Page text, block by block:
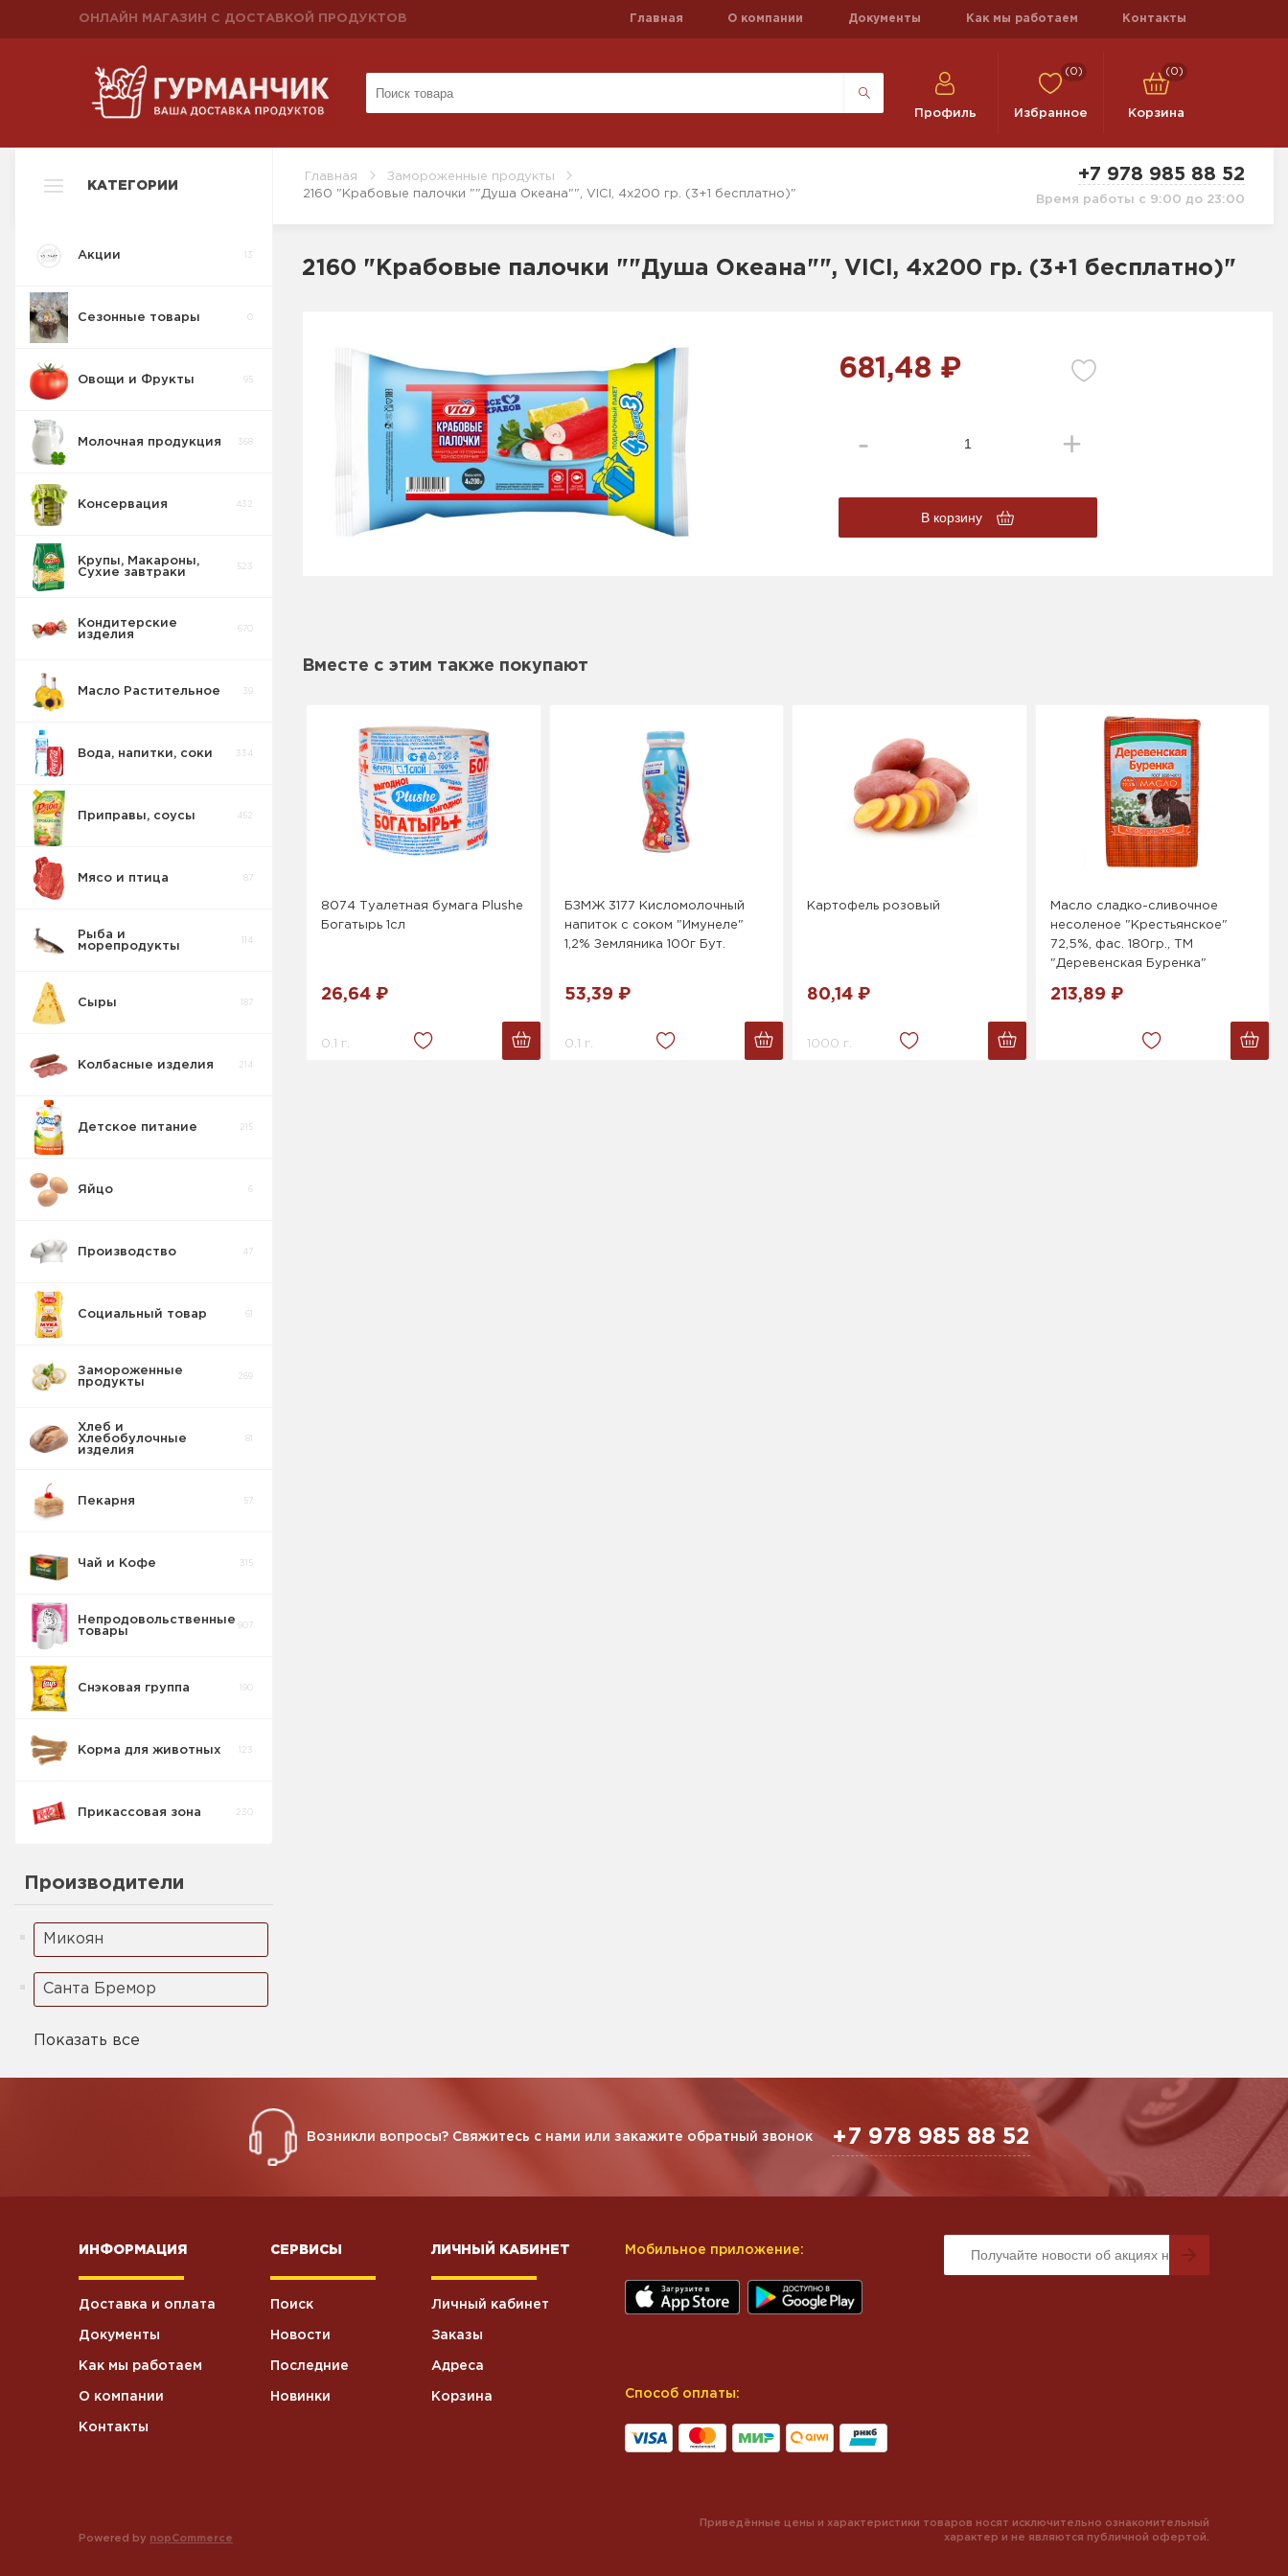
ОНЛАЙН МАГАЗИН С ДОСТАВКОЙ ПРОДУКТОВ Главная О компании Документы Как мы работаем Контакты
Профиль
(0)
Избранное
(0)
Корзина
Главная
Замороженные продукты
2160 "Крабовые палочки ""Душа Океана"", VICI, 4х200 гр. (3+1 бесплатно)"
+7 978 985 88 52
Время работы с 9:00 до 23:00
КАТЕГОРИИ
Акции 13
Сезонные товары
Овощи и Фрукты 95
Молочная продукция 368
Консервация 432
Крупы, Макароны,
Сухие завтраки
523
Кондитерские
изделия
670
Масло Растительное 39
Вода, напитки, соки 334
Приправы, соусы 452
Мясо и птица 87
Рыба и
морепродукты
114
Сыры 187
Колбасные изделия 214
Детское питание 215
Яйцо 6
Производство 47
Социальный товар 61
Замороженные
продукты
269
Мороженое
Крабовые
палочки
Хлеб и
Хлебобулочные
изделия
81
Пекарня 57
Чай и Кофе 315
Непродовольственные
товары
907
Снэковая группа 190
Корма для животных 123
Прикассовая зона 230
Производители
Микоян
Санта Бремор
Показать все
2160 "Крабовые палочки ""Душа Океана"", VICI, 4х200 гр. (3+1 бесплатно)"
681,48 ₽
В корзину
Вместе с этим также покупают
8074 Туалетная бумага Plushe
Богатырь 1сл
26,64 ₽
0.1 г.
БЗМЖ 3177 Кисломолочный
напиток с соком "Имунеле"
1,2% Земляника 100г Бут.
53,39 ₽
0.1 г.
Картофель розовый
80,14 ₽
1000 г.
Масло сладко-сливочное
несоленое "Крестьянское"
72,5%, фас. 180гр., ТМ
"Деревенская Буренка"
213,89 ₽
Возникли вопросы? Свяжитесь с нами или закажите обратный звонок +7 978 985 88 52
ИНФОРМАЦИЯ
Доставка и оплата
Документы
Как мы работаем
О компании
Контакты
СЕРВИСЫ
Поиск
Новости
Последние
Новинки
ЛИЧНЫЙ КАБИНЕТ
Личный кабинет
Заказы
Адреса
Корзина
Мобильное приложение:
Способ оплаты:
Powered by nopCommerce
Приведённые цены и характеристики товаров носят исключительно ознакомительный
характер и не являются публичной офертой.